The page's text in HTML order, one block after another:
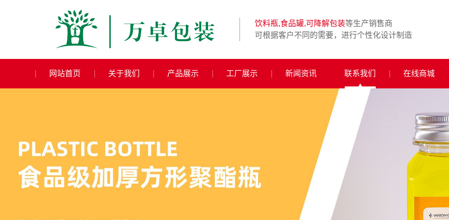
饮料瓶,食品罐,可降解包装等生产销售商
可根据客户不同的需要，进行个性化设计制造
网站首页 关于我们 产品展示 工厂展示 新闻资讯 联系我们 在线商城